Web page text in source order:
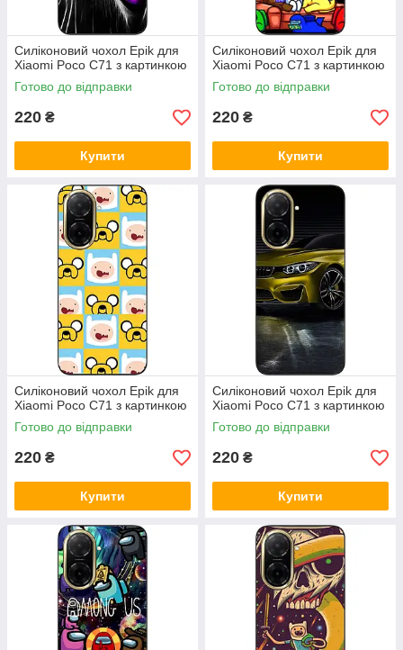
Силіконовий чохол Epik для
Xiaomi Poco C71 з картинкою
Готово до відправки
220 ₴
Купити
Силіконовий чохол Epik для
Xiaomi Poco C71 з картинкою
Готово до відправки
220 ₴
Купити
Силіконовий чохол Epik для
Xiaomi Poco C71 з картинкою
Готово до відправки
220 ₴
Купити
Силіконовий чохол Epik для
Xiaomi Poco C71 з картинкою
Готово до відправки
220 ₴
Купити